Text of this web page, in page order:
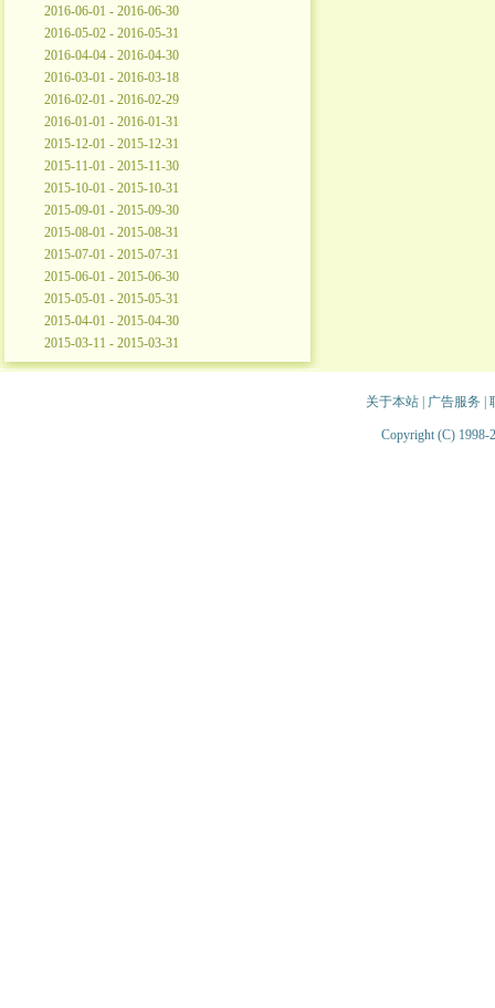
2016-06-01 - 2016-06-30
2016-05-02 - 2016-05-31
2016-04-04 - 2016-04-30
2016-03-01 - 2016-03-18
2016-02-01 - 2016-02-29
2016-01-01 - 2016-01-31
2015-12-01 - 2015-12-31
2015-11-01 - 2015-11-30
2015-10-01 - 2015-10-31
2015-09-01 - 2015-09-30
2015-08-01 - 2015-08-31
2015-07-01 - 2015-07-31
2015-06-01 - 2015-06-30
2015-05-01 - 2015-05-31
2015-04-01 - 2015-04-30
2015-03-11 - 2015-03-31
关于本站| 广告服务
Copyright (C) 1998-